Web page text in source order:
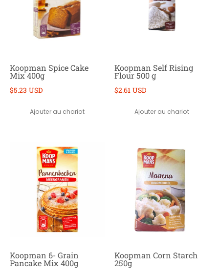
Koopman Spice Cake
Mix 400g
$5.23 USD
Ajouter au chariot
Koopman Self Rising
Flour 500 g
$2.61 USD
Ajouter au chariot
Koopman 6- Grain
Pancake Mix 400g
Koopman Corn Starch
250g